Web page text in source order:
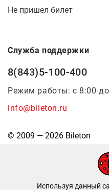
Не пришел билет
Служба поддержки
8(843)5-100-400
Режим работы: с 8:00
info@bileton.ru
© 2009 — 2026 Bileton
Используя данный